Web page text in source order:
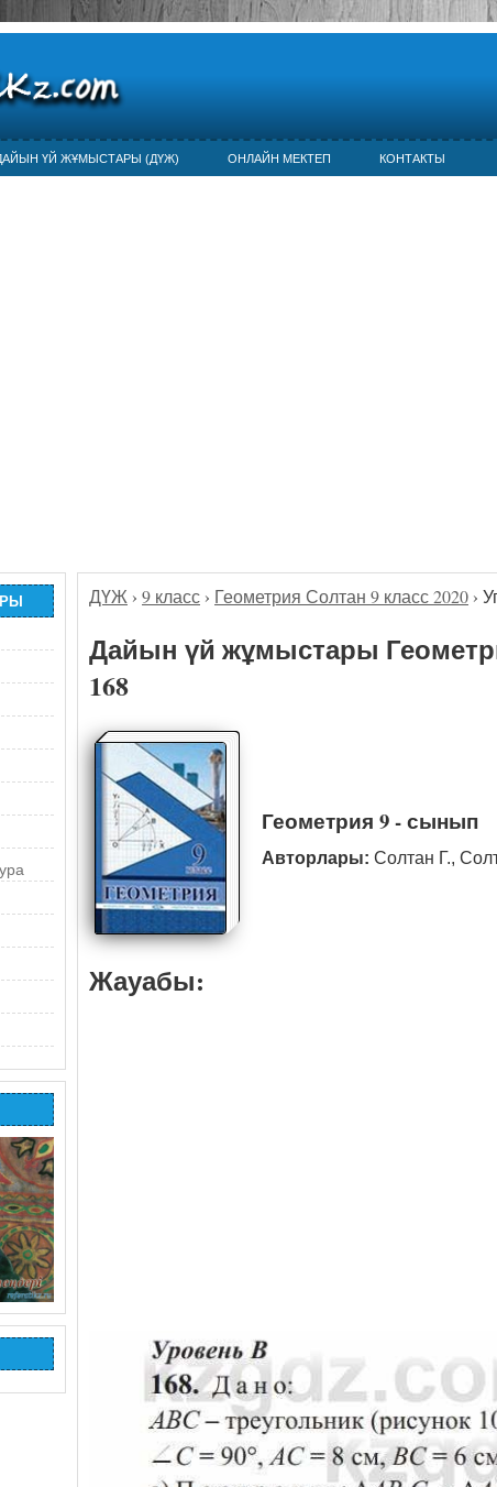
ҮЙ ЖҰМЫСТАРЫ (ДҮЖ) ОНЛАЙН МЕКТЕП КОНТАКТЫ
ДҮЖ › 9 класс › Геометрия Солтан 9 класс 2020 ›
Дайын үй жұмыстары
168
Геометрия 9 - сынып
Авторлары: Солтан Г.,
Жауабы: